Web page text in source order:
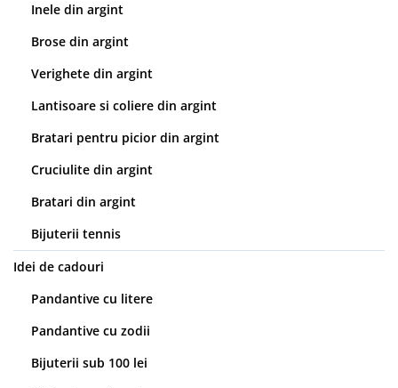
Inele din argint
Brose din argint
Verighete din argint
Lantisoare si coliere din argint
Bratari pentru picior din argint
Cruciulite din argint
Bratari din argint
Bijuterii tennis
Idei de cadouri
Pandantive cu litere
Pandantive cu zodii
Bijuterii sub 100 lei